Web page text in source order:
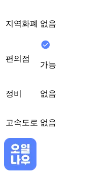
지역화폐 없음
편의점
가능
정비 없음
고속도로 없음